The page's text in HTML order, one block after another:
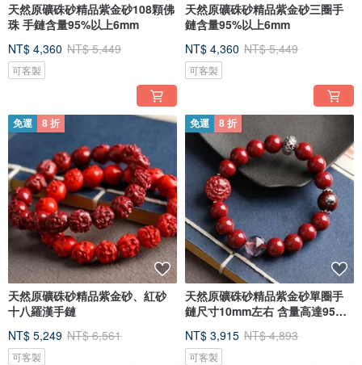
天然原礦硃砂精品紫金砂108顆佛
珠 手鏈含量95%以上6mm
NT$ 4,360 NT$ 5,449
可客製
天然原礦硃砂精品紫金砂三圈手
鏈含量95%以上6mm
NT$ 4,360 NT$ 5,449
可客製
免運 8 折
天然原礦硃砂精品紫金砂、紅砂
十八羅漢手鏈
NT$ 5,249 NT$ 6,561
可客製
免運 8 折
天然原礦硃砂精品紫金砂單圈手
鏈尺寸10mm左右 含量高達95%
NT$ 3,915 NT$ 4,893
可客製